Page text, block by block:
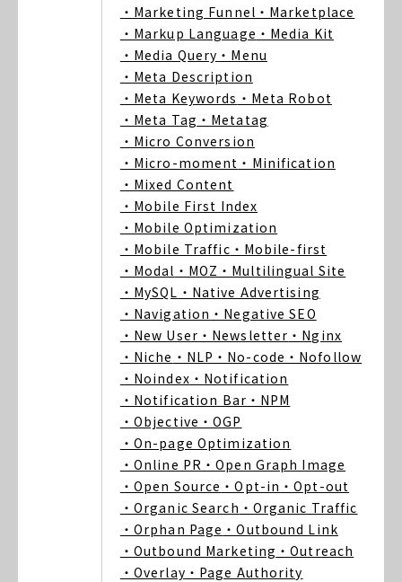
・Marketing Funnel ・Marketplace
・Markup Language ・Media Kit
・Media Query ・Menu
・Meta Description
・Meta Keywords ・Meta Robot
・Meta Tag ・Metatag
・Micro Conversion
・Micro-moment ・Minification
・Mixed Content
・Mobile First Index
・Mobile Optimization
・Mobile Traffic ・Mobile-first
・Modal ・MOZ ・Multilingual Site
・MySQL ・Native Advertising
・Navigation ・Negative SEO
・New User ・Newsletter ・Nginx
・Niche ・NLP ・No-code ・Nofollow
・Noindex ・Notification
・Notification Bar ・NPM
・Objective ・OGP
・On-page Optimization
・Online PR ・Open Graph Image
・Open Source ・Opt-in ・Opt-out
・Organic Search ・Organic Traffic
・Orphan Page ・Outbound Link
・Outbound Marketing ・Outreach
・Overlay ・Page Authority